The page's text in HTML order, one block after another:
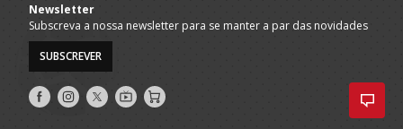
Newsletter
Subscreva a nossa newsletter para se manter a par das novidades
SUBSCREVER
Siga-
nos
Siga-
nos
Siga-
nos
AndebolTV
Loja